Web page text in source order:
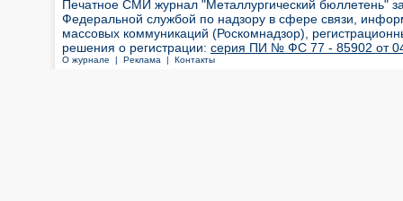
Печатное СМИ журнал "Металлургический бюллетень"
Федеральной службой по надзору в сфере связи,
массовых коммуникаций (Роскомнадзор),
решения о регистрации: серия ПИ № ФС 77 - 85902 от 04
О журнале | Реклама | Контакты